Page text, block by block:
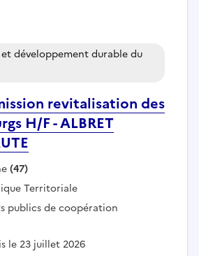
revitalisation des
H/F - ALBRET
développement durable du
(47)
:Territoriale
publics de coopération
le 23 juillet 2026